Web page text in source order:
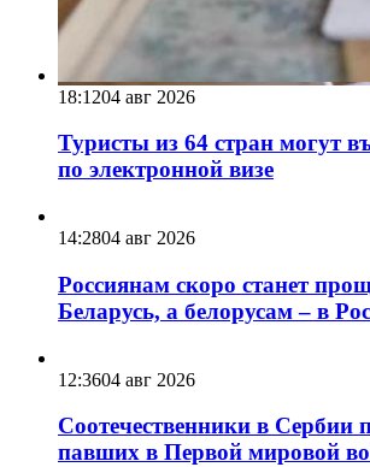
18:1204 авг 2026
Туристы из 64 стран могут
по электронной визе
14:2804 авг 2026
Россиянам скоро станет
Беларусь, а белорусам – в
12:3604 авг 2026
Соотечественники в Сербии
павших в Первой мировой